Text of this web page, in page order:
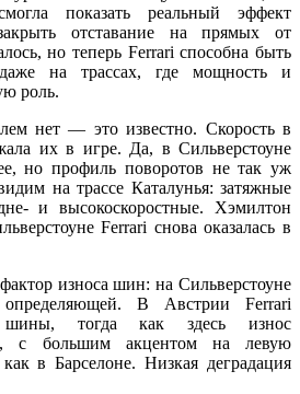
показать реальный эффект
отставание на прямых от
но теперь Ferrari способна быть
даже на трассах, где мощность и
роль.
нет — это известно. Скорость в
их в игре. Да, в Сильверстоуне
но профиль поворотов не так уж
на трассе Каталунья: затяжные
и высокоскоростные. Хэмилтон
Ferrari снова оказалась в
износа шин: на Сильверстоуне
определяющей. В Австрии Ferrari
шины, тогда как здесь износ
с большим акцентом на левую
в Барселоне. Низкая деградация